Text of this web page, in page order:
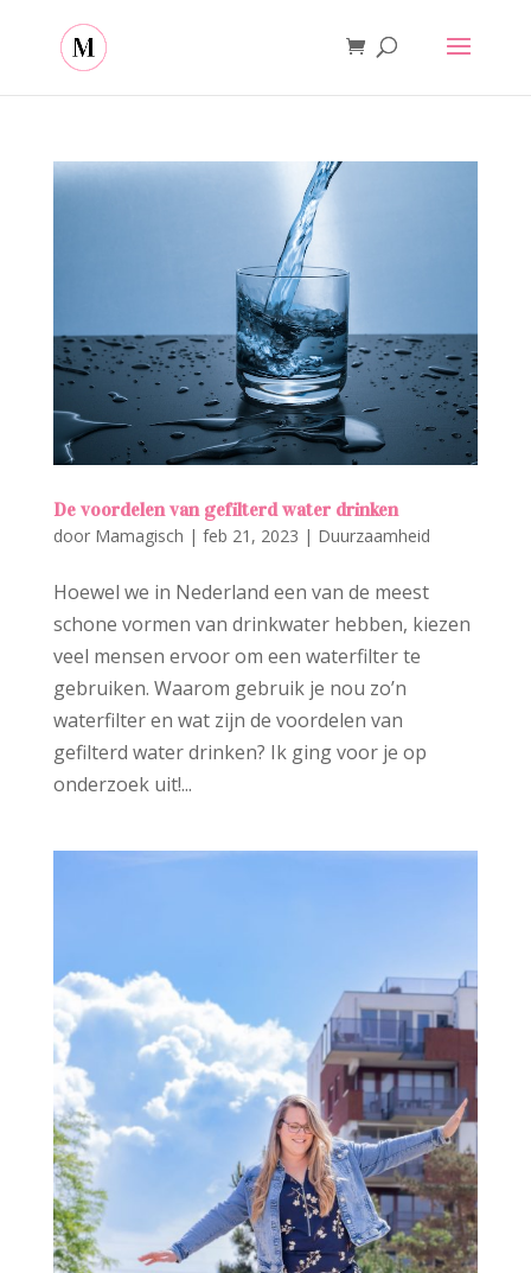
De voordelen van gefilterd water drinken
door Mamagisch | feb 21, 2023 | Duurzaamheid
Hoewel we in Nederland een van de meest
schone vormen van drinkwater hebben, kiezen
veel mensen ervoor om een waterfilter te
gebruiken. Waarom gebruik je nou zo’n
waterfilter en wat zijn de voordelen van
gefilterd water drinken? Ik ging voor je op
onderzoek uit!...